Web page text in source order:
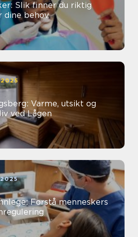
Slik finner du riktig
dine behov
Varme, utsikt og
ved Lågen
Forstå menneskers